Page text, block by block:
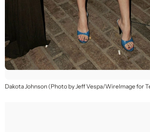
Dakota Johnson (Photo by Jeff Vespa/WireImage for